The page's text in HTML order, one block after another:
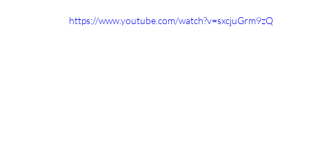
https://www.youtube.com/watch?v=sxcjuGrm9zQ